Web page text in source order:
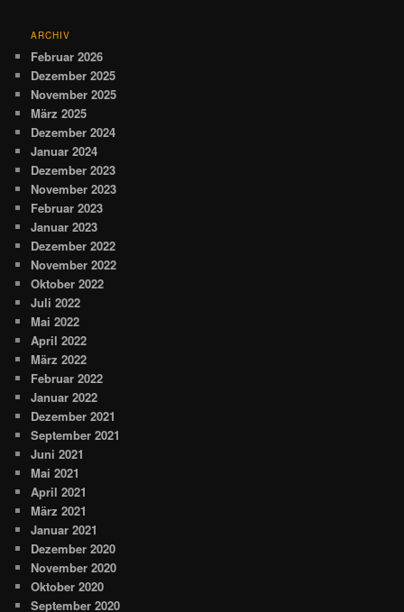
ARCHIV
Februar 2026
Dezember 2025
November 2025
März 2025
Dezember 2024
Januar 2024
Dezember 2023
November 2023
Februar 2023
Januar 2023
Dezember 2022
November 2022
Oktober 2022
Juli 2022
Mai 2022
April 2022
März 2022
Februar 2022
Januar 2022
Dezember 2021
September 2021
Juni 2021
Mai 2021
April 2021
März 2021
Januar 2021
Dezember 2020
November 2020
Oktober 2020
September 2020